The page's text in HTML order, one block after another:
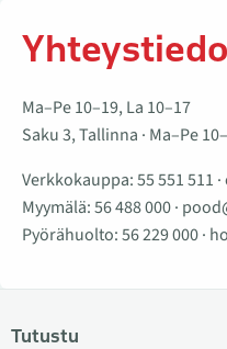
Ma–Pe 10–19, La 10–17
Saku 3, Tallinna · Ma–Pe
Verkkokauppa:55 551 511 ·
Myymälä:56 488 000·
Pyörähuolto:56 229 000·
Tutustu